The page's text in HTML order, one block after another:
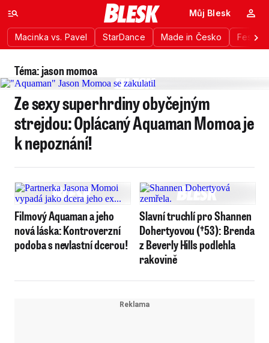
Macinka vs. Pavel StarDance Made in Česko
Můj Blesk
Téma: jason momoa
Ze sexy superhrdiny obyčejným
strejdou: Oplácaný Aquaman Momoa je
k nepoznání!
Filmový Aquaman a jeho
nová láska: Kontroverzní
podoba s nevlastní dcerou!
Slavní truchlí pro Shannen
Dohertyovou (†53): Brenda
z Beverly Hills podlehla
rakovině